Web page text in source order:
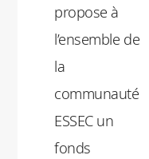
propose à
l’ensemble de
la
communauté
ESSEC un
fonds